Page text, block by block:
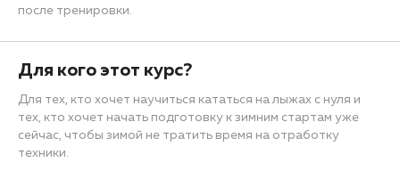
после тренировки.
Для кого этот курс?
Для тех, кто хочет научиться кататься на лыжах с нуля и
тех, кто хочет начать подготовку к зимним стартам уже
сейчас, чтобы зимой не тратить время на отработку
техники.